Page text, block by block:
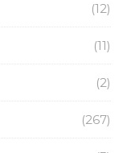
(12)
(11)
(2)
(267)